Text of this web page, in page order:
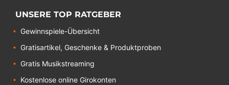
UNSERE TOP RATGEBER
Gewinnspiele-Übersicht
Gratisartikel, Geschenke & Produktproben
Gratis Musikstreaming
Kostenlose online Girokonten